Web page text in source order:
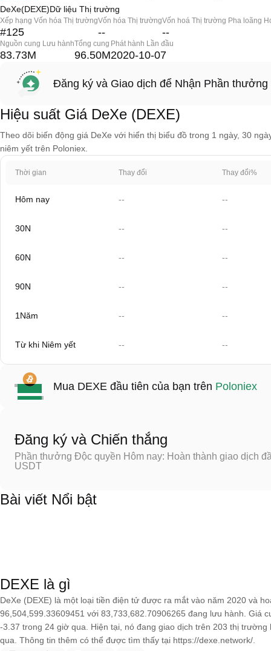
DeXe(DEXE)Dữ liệu Thị trường
Xếp hạng Vốn hóa Thị trường
#125
Vốn hóa Thị trường
--
Vốn hoá Thị trường Pha loãng
--
Nguồn cung Lưu hành
83.73M
Tổng cung
96.50M
Phát hành Lần đầu
2020-10-07
Đăng ký và Giao dịch để Nhận Phần thưởng
Hiệu suất Giá DeXe (DEXE)
Theo dõi biến động giá DeXe với hiển thị biểu đồ trong 1 ngày, 30
niêm yết trên Poloniex.
Thời gian Thay đổi Thay đổi%
Hôm nay -- --
30N -- --
60N -- --
90N -- --
1Năm -- --
Từ khi Niêm yết -- --
Mua DEXE đầu tiên của bạn trên Poloniex
Đăng ký và Chiến thắng
Phần thưởng Độc quyền Hôm nay: Hoàn thành giao dịch
USDT
Bài viết Nổi bật
DEXE là gì
DeXe (DEXE) là một loại tiền điện tử được ra mắt vào năm 2020 và
96,504,599.33609451 với 83,733,682.70906265 đang lưu hành. Giá
-3.37 trong 24 giờ qua. Hiện tại, nó đang giao dịch trên 203 thị
qua. Thông tin thêm có thể được tìm thấy tại https://dexe.network/.